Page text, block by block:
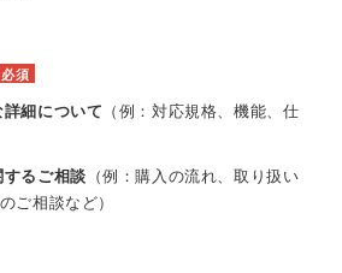
必須
細について （例：対応規格、機能、仕
するご相談 （例：購入の流れ、取り扱い
ご相談など）